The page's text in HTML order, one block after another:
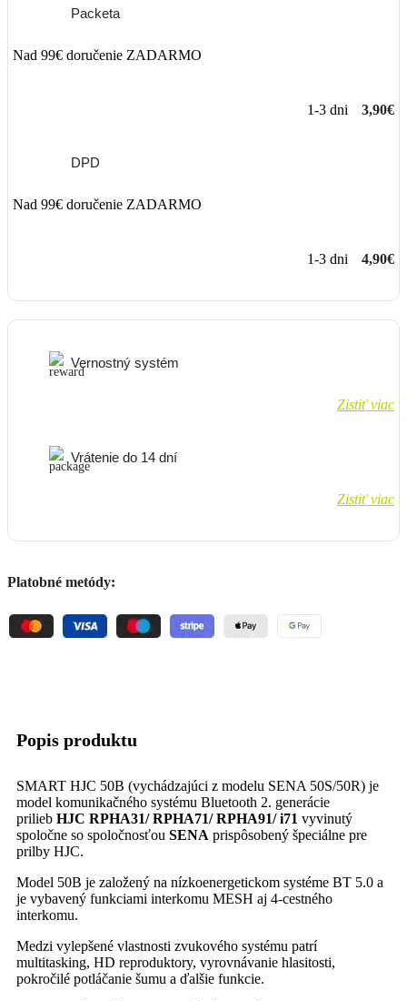
Packeta
Nad 99€ doručenie ZADARMO
1-3 dni 3,90€
DPD
Nad 99€ doručenie ZADARMO
1-3 dni 4,90€
Vernostný systém
Zistiť viac
Vrátenie do 14 dní
Zistiť viac
Platobné metódy:
Popis produktu
SMART HJC 50B (vychádzajúci z modelu SENA 50S/50R) je
model komunikačného systému Bluetooth 2. generácie
prilieb HJC RPHA31/ RPHA71/ RPHA91/ i71 vyvinutý
spoločne so spoločnosťou SENA prispôsobený špeciálne pre
prilby HJC.
Model 50B je založený na nízkoenergetickom systéme BT 5.0 a
je vybavený funkciami interkomu MESH aj 4-cestného
interkomu.
Medzi vylepšené vlastnosti zvukového systému patrí
multitasking, HD reproduktory, vyrovnávanie hlasitosti,
pokročilé potláčanie šumu a ďalšie funkcie.